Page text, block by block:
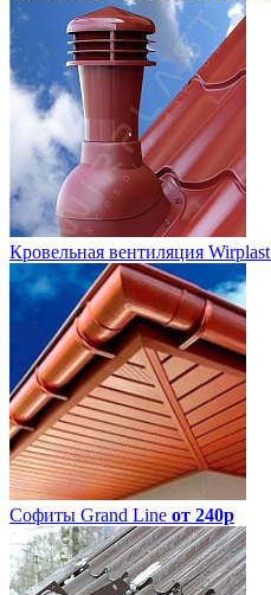
Кровельная вентиляция Wirplast
Софиты Grand Line от 240р